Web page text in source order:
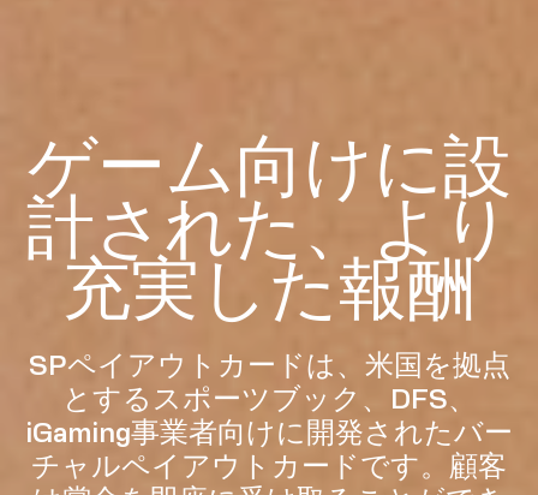
ゲーム向けに設
計された、より
充実した報酬
SPペイアウトカードは、米国を拠点
とするスポーツブック、DFS、
iGaming事業者向けに開発されたバー
チャルペイアウトカードです。顧客